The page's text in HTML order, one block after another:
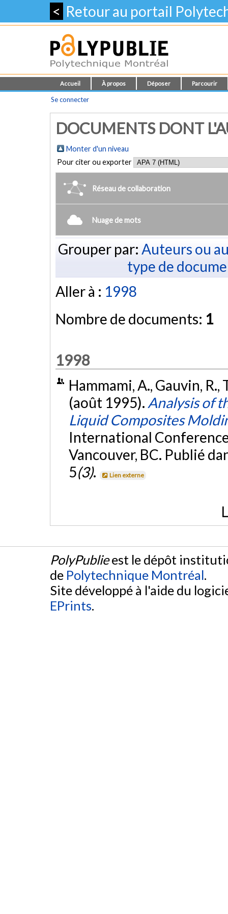
< Retour au portail
Accueil À propos Déposer Parcourir
Se connecter
DOCUMENTS DONT
Monter d'un niveau
Pour citer ou exporter
Réseau de collaboration
Nuage de mots
Grouper par: Auteurs ou
type de
Aller à : 1998
Nombre de documents: 1
1998
Hammami, A., Gauvin, R.,
(août 1995). Analysis of
Liquid Composites
International
Vancouver, BC. Publié
5(3). Lien externe
PolyPublieest le dépôt
de Polytechnique Montréal.
Site développé à l'aide du
EPrints.